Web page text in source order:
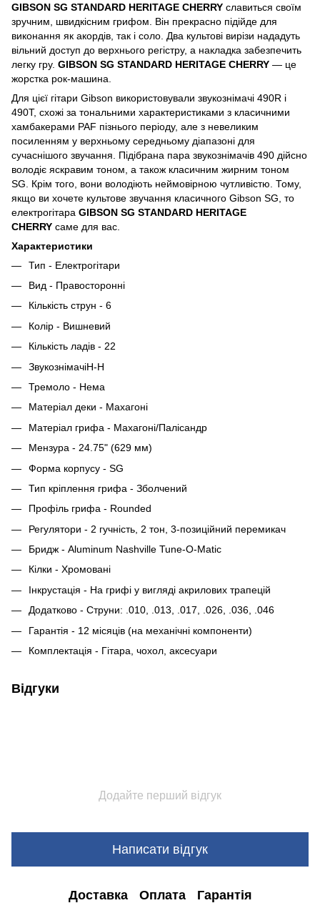
GIBSON SG STANDARD HERITAGE CHERRY славиться своїм
зручним, швидкісним грифом. Він прекрасно підійде для
виконання як акордів, так і соло. Два культові вирізи нададуть
вільний доступ до верхнього регістру, а накладка забезпечить
легку гру. GIBSON SG STANDARD HERITAGE CHERRY — це
жорстка рок-машина.
Для цієї гітари Gibson використовували звукознімачі 490R і
490T, схожі за тональними характеристиками з класичними
хамбакерами PAF пізнього періоду, але з невеликим
посиленням у верхньому середньому діапазоні для
сучаснішого звучання. Підібрана пара звукознімачів 490 дійсно
володіє яскравим тоном, а також класичним жирним тоном
SG. Крім того, вони володіють неймовірною чутливістю. Тому,
якщо ви хочете культове звучання класичного Gibson SG, то
електрогітара GIBSON SG STANDARD HERITAGE
CHERRY саме для вас.
Характеристики
Тип - Електрогітари
Вид - Правосторонні
Кількість струн - 6
Колір - Вишневий
Кількість ладів - 22
ЗвукознімачіH-H
Тремоло - Нема
Матеріал деки - Махагоні
Матеріал грифа - Махагоні/Палісандр
Мензура - 24.75" (629 мм)
Форма корпусу - SG
Тип кріплення грифа - Зболчений
Профіль грифа - Rounded
Регулятори - 2 гучність, 2 тон, 3-позиційний перемикач
Бридж - Aluminum Nashville Tune-O-Matic
Кілки - Хромовані
Інкрустація - На грифі у вигляді акрилових трапецій
Додатково - Струни: .010, .013, .017, .026, .036, .046
Гарантія - 12 місяців (на механічні компоненти)
Комплектація - Гітара, чохол, аксесуари
Відгуки
Додайте перший відгук
Написати відгук
Доставка Оплата Гарантія